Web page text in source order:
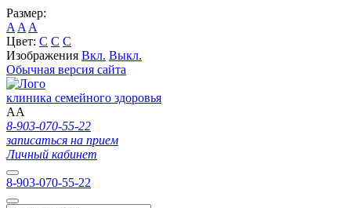
Размер:
A A A
Цвет: C C C
Изображения Вкл. Выкл.
Обычная версия сайта
клиника семейного здоровья
AA
8-903-070-55-22
записаться на прием
Личный кабинет
8-903-070-55-22